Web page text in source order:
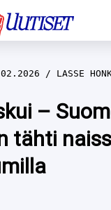
LASSE
–
tähti